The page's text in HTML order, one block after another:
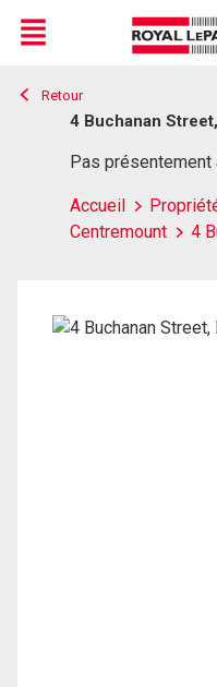
Live
En Direct
Menu
Retour
4 Buchanan
Pas présentement
Accueil
Centremount
4